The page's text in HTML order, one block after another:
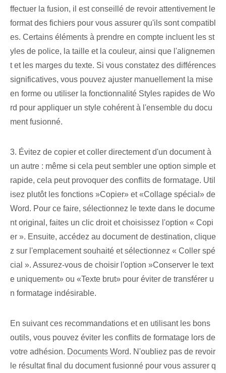
ffectuer la fusion, il est conseillé de revoir attentivement le
format des fichiers pour vous assurer qu'ils sont compatibl
es. Certains éléments à prendre en compte incluent les st
yles de police, la taille et la couleur, ainsi que l'alignemen
t et les marges du texte. Si vous constatez des différences
significatives, vous pouvez ajuster manuellement la mise
en forme ou utiliser la fonctionnalité Styles rapides de Wo
rd pour appliquer un style cohérent à l'ensemble du docu
ment fusionné.
3. Évitez de copier et coller directement d'un document à
un autre : même si cela peut sembler une option simple et
rapide, cela peut provoquer des conflits de formatage. Util
isez plutôt les fonctions ‍»Copier» et «Collage spécial» de
Word. Pour ce faire, sélectionnez le texte dans le docume
nt original, faites un clic droit et choisissez l'option « Copi
er ». Ensuite, accédez au document de destination, clique
z sur l'emplacement souhaité et sélectionnez « Coller spé
cial ». Assurez-vous de choisir l'option ‌»Conserver le text
e uniquement» ou⁣ «Texte brut» pour éviter de transférer u
n formatage indésirable⁢.
En suivant ces recommandations et en utilisant les bons
outils, vous pouvez éviter les conflits de formatage lors de
votre adhésion. Documents Word. ⁤N'oubliez pas de revoir‍
le résultat final du document fusionné pour vous assurer q